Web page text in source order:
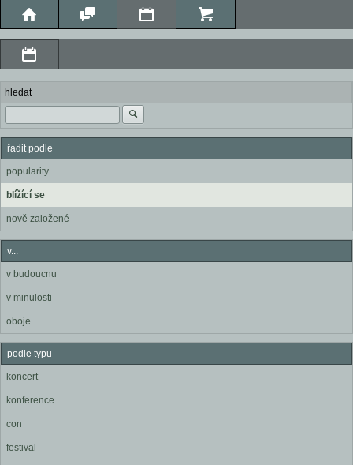
hledat
řadit podle
popularity
blížící se
nově založené
v...
v budoucnu
v minulosti
oboje
podle typu
koncert
konference
con
festival